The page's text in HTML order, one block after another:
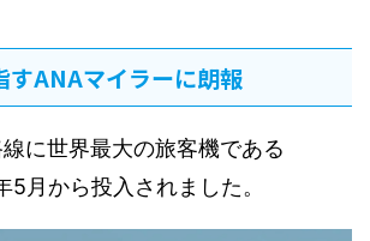
すANAマイラーに朗報
に世界最大の旅客機である
5月から投入されました。